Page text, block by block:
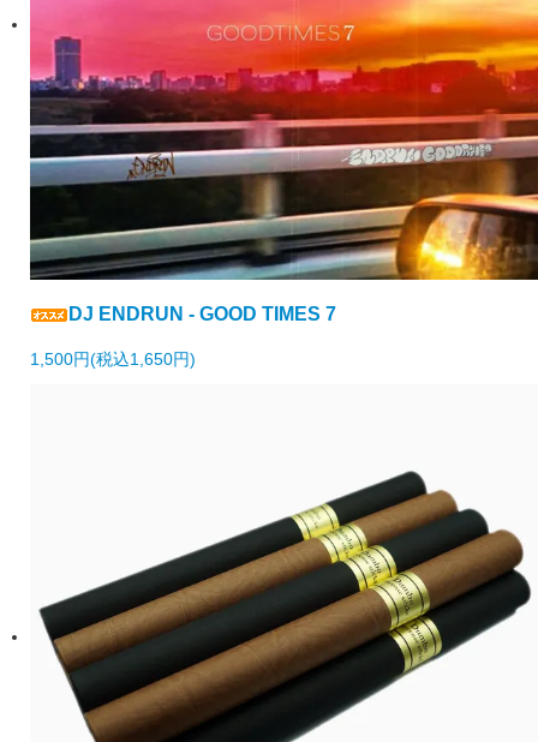
DJ ENDRUN - GOOD TIMES 7
1,500円(税込1,650円)